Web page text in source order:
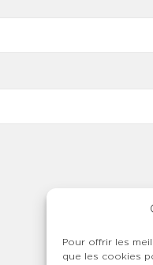
Pour offrir les
que les cookies